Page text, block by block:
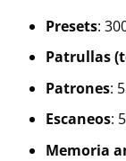
Presets:
Patrullas
Patrones: 5
Escaneos: 5
Memoria